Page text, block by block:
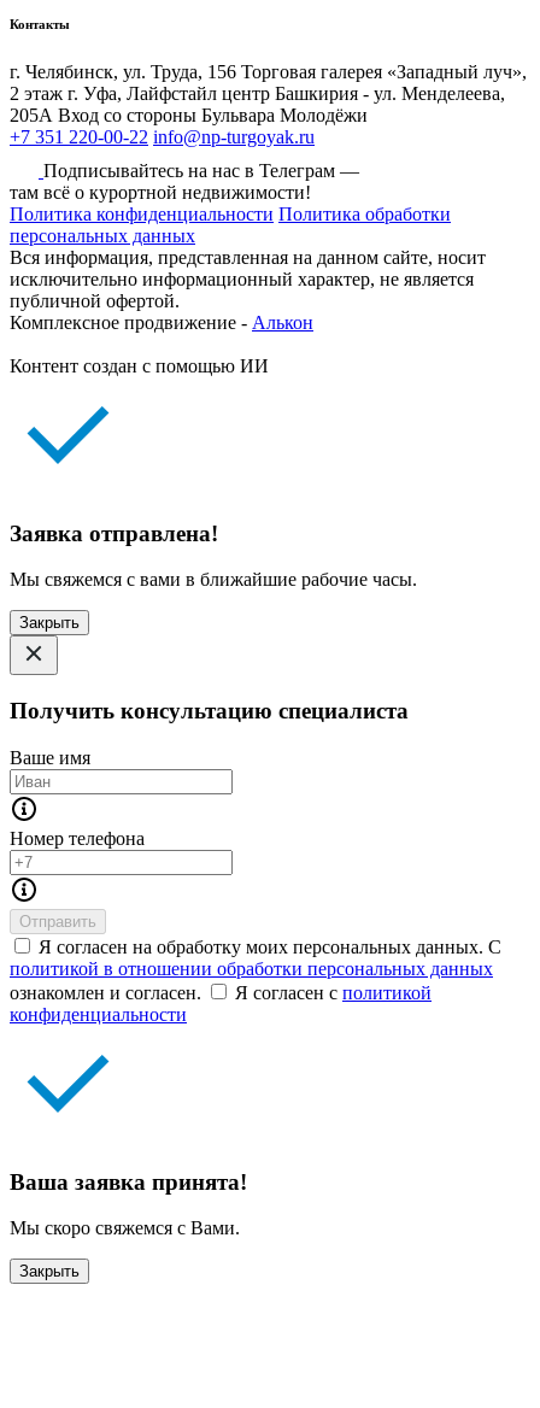
Контакты
г. Челябинск, ул. Труда, 156 Торговая галерея «Западный луч»,
2 этаж г. Уфа, Лайфстайл центр Башкирия - ул. Менделеева,
205А Вход со стороны Бульвара Молодёжи
+7 351 220-00-22 info@np-turgoyak.ru
Подписывайтесь на нас в Телеграм —
там всё о курортной недвижимости!
Политика конфиденциальности Политика обработки
персональных данных
Вся информация, представленная на данном сайте, носит
исключительно информационный характер, не является
публичной офертой.
Комплексное продвижение - Алькон
Контент создан с помощью ИИ
Заявка отправлена!
Мы свяжемся с вами в ближайшие рабочие часы.
Закрыть
Получить консультацию специалиста
Ваше имя
Номер телефона
Отправить
Я согласен на обработку моих персональных данных. С
политикой в отношении обработки персональных данных
ознакомлен и согласен.
Я согласен с политикой
конфиденциальности
Ваша заявка принята!
Мы скоро свяжемся с Вами.
Закрыть